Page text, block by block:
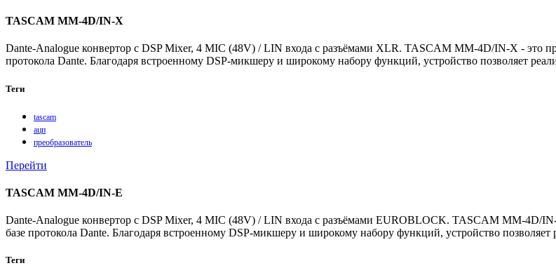
TASCAM MM-4D/IN-X
Dante-Analogue конвертор с DSP Mixer, 4 MIC (48V) / LIN входа с разъёмами XLR. TASCAM MM-4D/IN-X - это
протокола Dante. Благодаря встроенному DSP-микшеру и широкому набору функций, устройство позволяет
Теги
tascam
ацп
преобразователь
Перейти
TASCAM MM-4D/IN-E
Dante-Analogue конвертор с DSP Mixer, 4 MIC (48V) / LIN входа с разъёмами EUROBLOCK. TASCAM MM-4D/
базе протокола Dante. Благодаря встроенному DSP-микшеру и широкому набору функций, устройство
Теги